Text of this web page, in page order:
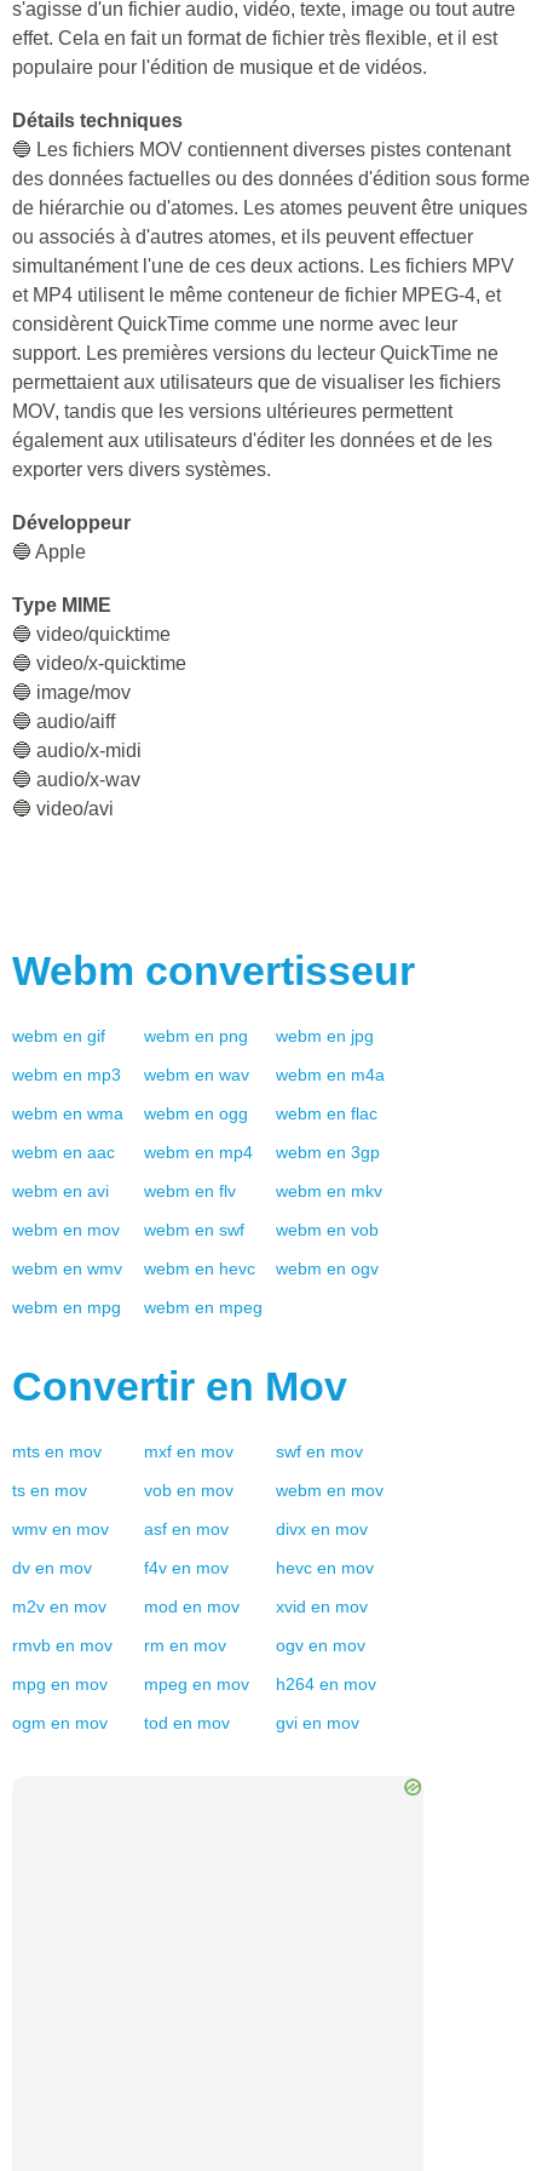
s'agisse d'un fichier audio, vidéo, texte, image ou tout autre
effet. Cela en fait un format de fichier très flexible, et il est
populaire pour l'édition de musique et de vidéos.
Détails techniques
🔵 Les fichiers MOV contiennent diverses pistes contenant
des données factuelles ou des données d'édition sous forme
de hiérarchie ou d'atomes. Les atomes peuvent être uniques
ou associés à d'autres atomes, et ils peuvent effectuer
simultanément l'une de ces deux actions. Les fichiers MPV
et MP4 utilisent le même conteneur de fichier MPEG-4, et
considèrent QuickTime comme une norme avec leur
support. Les premières versions du lecteur QuickTime ne
permettaient aux utilisateurs que de visualiser les fichiers
MOV, tandis que les versions ultérieures permettent
également aux utilisateurs d'éditer les données et de les
exporter vers divers systèmes.
Développeur
🔵 Apple
Type MIME
🔵 video/quicktime
🔵 video/x-quicktime
🔵 image/mov
🔵 audio/aiff
🔵 audio/x-midi
🔵 audio/x-wav
🔵 video/avi
Webm convertisseur
webm en gif webm en png webm en jpg
webm en mp3 webm en wav webm en m4a
webm en wma webm en ogg webm en flac
webm en aac webm en mp4 webm en 3gp
webm en avi webm en flv webm en mkv
webm en mov webm en swf webm en vob
webm en wmv webm en hevc webm en ogv
webm en mpg webm en mpeg
Convertir en Mov
mts en mov mxf en mov swf en mov
ts en mov vob en mov webm en mov
wmv en mov asf en mov divx en mov
dv en mov f4v en mov hevc en mov
m2v en mov mod en mov xvid en mov
rmvb en mov rm en mov ogv en mov
mpg en mov mpeg en mov h264 en mov
ogm en mov tod en mov gvi en mov